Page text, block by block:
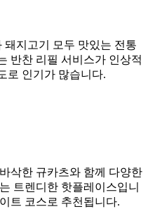
지고기 모두 맛있는 전통
반찬 리필 서비스가 인상적
로 인기가 많습니다.
삭한 규카츠와 함께 다양한
트렌디한 핫플레이스입니
트 코스로 추천됩니다.